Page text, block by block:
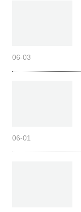
06-03
06-01